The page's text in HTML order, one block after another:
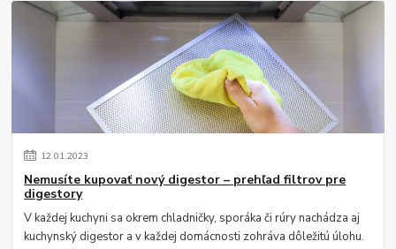
12.01.2023
Nemusíte kupovať nový digestor – prehľad filtrov pre
digestory
V každej kuchyni sa okrem chladničky, sporáka či rúry nachádza aj
kuchynský digestor a v každej domácnosti zohráva dôležitú úlohu.